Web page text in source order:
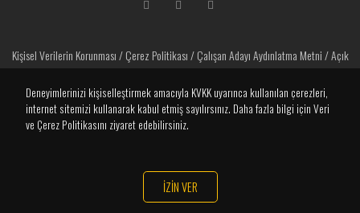
Deneyimlerinizi kişiselleştirmek amacıyla KVKK uyarınca kullanılan çerezleri,
internet sitemizi kullanarak kabul etmiş sayılırsınız. Daha fazla bilgi için Veri
ve Çerez Politikasını ziyaret edebilirsiniz.
İZİN VER
Kişisel Verilerin Korunması/Çerez Politikası/Çalışan Adayı Aydınlatma Metni/Açık